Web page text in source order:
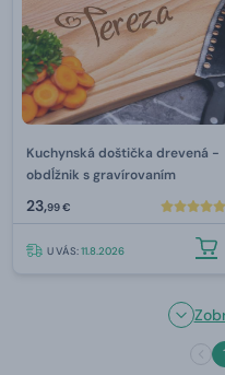
Kuchynská doštička drevená -
obdĺžnik s gravírovaním
23,99 €
U VÁS:11.8.2026